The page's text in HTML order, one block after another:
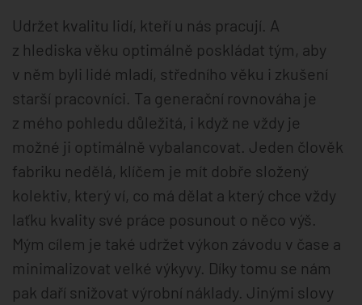
Udržet kvalitu lidí, kteří u nás pracují. A
z hlediska věku optimálně poskládat tým, aby
v něm byli lidé mladí, středního věku i zkušení
starší pracovníci. Ta generační rovnováha je
z mého pohledu důležitá, i když ne vždy je
možné ji optimálně vybalancovat. Jeden člověk
fabriku nedělá, klíčem je mít dobře složený
kolektiv, který ví, co má dělat a který chce vždy
laťku kvality své práce posunout o něco výš.
Mým cílem je také udržet výkon závodu v čase a
minimalizovat velké výkyvy. Díky tomu se nám
pak daří snižovat výrobní náklady. Jinými slovy